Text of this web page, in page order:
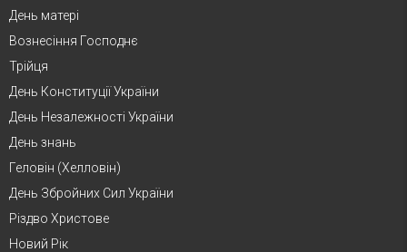
День матері
Вознесіння Господнє
Трійця
День Конституції України
День Незалежності України
День знань
Геловін (Хелловін)
День Збройних Сил України
Різдво Христове
Новий Рік